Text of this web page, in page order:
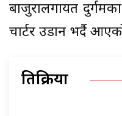
बाजुरालगायत
चार्टर उडान भर्दै
प्रतिक्रिया